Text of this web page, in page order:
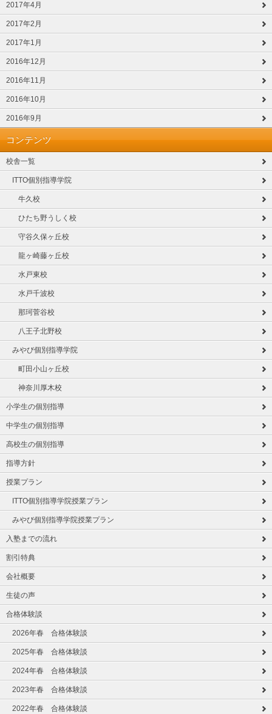
2017年4月
2017年2月
2017年1月
2016年12月
2016年11月
2016年10月
2016年9月
コンテンツ
校舎一覧
ITTO個別指導学院
牛久校
ひたち野うしく校
守谷久保ヶ丘校
龍ヶ崎藤ヶ丘校
水戸東校
水戸千波校
那珂菅谷校
八王子北野校
みやび個別指導学院
町田小山ヶ丘校
神奈川厚木校
小学生の個別指導
中学生の個別指導
高校生の個別指導
指導方針
授業プラン
ITTO個別指導学院授業プラン
みやび個別指導学院授業プラン
入塾までの流れ
割引特典
会社概要
生徒の声
合格体験談
2026年春 合格体験談
2025年春 合格体験談
2024年春 合格体験談
2023年春 合格体験談
2022年春 合格体験談